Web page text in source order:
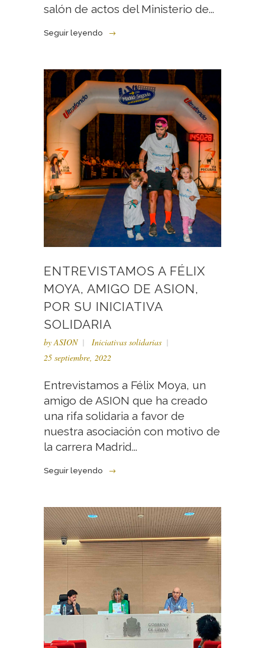
salón de actos del Ministerio de...
Seguir leyendo
ENTREVISTAMOS A FÉLIX
MOYA, AMIGO DE ASION,
POR SU INICIATIVA
SOLIDARIA
byASION
Iniciativas solidarias
25 septiembre, 2022
Entrevistamos a Félix Moya, un
amigo de ASION que ha creado
una rifa solidaria a favor de
nuestra asociación con motivo de
la carrera Madrid...
Seguir leyendo